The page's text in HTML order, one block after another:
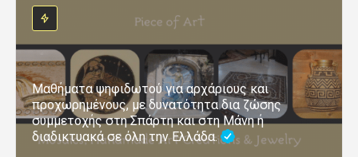
Μαθήματα ψηφιδωτού για αρχάριους και
προχωρημένους, με δυνατότητα δια ζώσης
συμμετοχής στη Σπάρτη και στη Μάνη ή
διαδικτυακά σε όλη την Ελλάδα.